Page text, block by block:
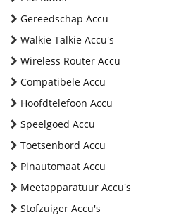
Gereedschap Accu
Walkie Talkie Accu's
Wireless Router Accu
Compatibele Accu
Hoofdtelefoon Accu
Speelgoed Accu
Toetsenbord Accu
Pinautomaat Accu
Meetapparatuur Accu's
Stofzuiger Accu's